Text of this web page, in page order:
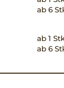
ab 6
ab 1
ab 6